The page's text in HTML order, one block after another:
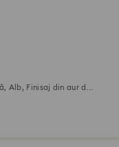
Alb, Finisaj din aur de